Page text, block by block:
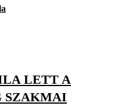
LETT A
SZAKMAI